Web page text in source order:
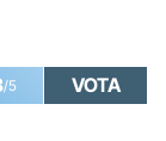
/5
VOTA